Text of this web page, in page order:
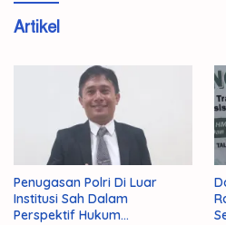
Artikel
Penugasan Polri Di Luar
Institusi Sah Dalam
Perspektif Hukum